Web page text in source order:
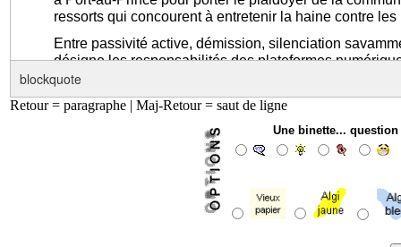
blockquote
Retour = paragraphe | Maj-Retour = saut de ligne
Une binette...